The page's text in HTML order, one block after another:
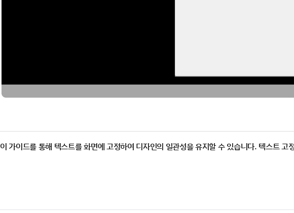
이 가이드를 통해 텍스트를 화면에 고정하여 디자인의 일관성을 유지할 수 있습니다. 텍스트